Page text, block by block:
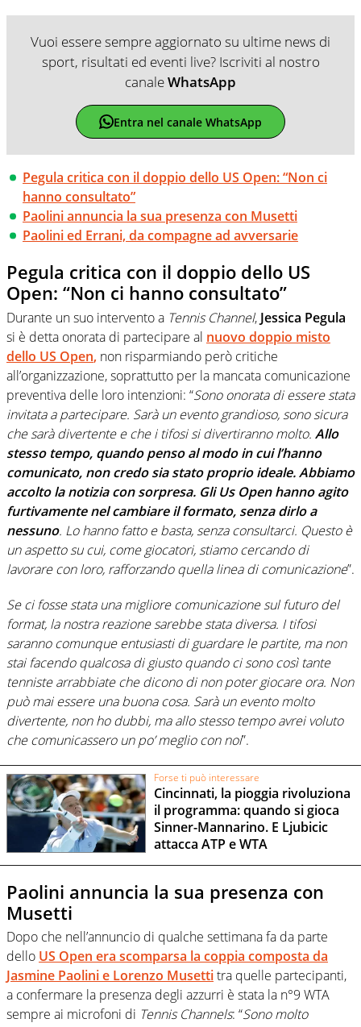
Vuoi essere sempre aggiornato su ultime news di
sport, risultati ed eventi live? Iscriviti al nostro
canaleWhatsApp
Entra nel canale WhatsApp
Pegula critica con il doppio dello US Open: “Non ci
hanno consultato”
Paolini annuncia la sua presenza con Musetti
Paolini ed Errani, da compagne ad avversarie
Pegula critica con il doppio dello US
Open: “Non ci hanno consultato”
Durante un suo intervento a Tennis Channel, Jessica Pegula
si è detta onorata di partecipare al nuovo doppio misto
dello US Open, non risparmiando però critiche
all’organizzazione, soprattutto per la mancata comunicazione
preventiva delle loro intenzioni: “Sono onorata di essere stata
invitata a partecipare. Sarà un evento grandioso, sono sicura
che sarà divertente e che i tifosi si divertiranno molto. Allo
stesso tempo, quando penso al modo in cui l’hanno
comunicato, non credo sia stato proprio ideale. Abbiamo
accolto la notizia con sorpresa. Gli Us Open hanno agito
furtivamente nel cambiare il formato, senza dirlo a
nessuno. Lo hanno fatto e basta, senza consultarci. Questo è
un aspetto su cui, come giocatori, stiamo cercando di
lavorare con loro, rafforzando quella linea di comunicazione”.
Se ci fosse stata una migliore comunicazione sul futuro del
format, la nostra reazione sarebbe stata diversa. I tifosi
saranno comunque entusiasti di guardare le partite, ma non
stai facendo qualcosa di giusto quando ci sono così tante
tenniste arrabbiate che dicono di non poter giocare ora. Non
può mai essere una buona cosa. Sarà un evento molto
divertente, non ho dubbi, ma allo stesso tempo avrei voluto
che comunicassero un po’ meglio con noi”.
Forse ti può interessare
Cincinnati, la pioggia rivoluziona
il programma: quando si gioca
Sinner-Mannarino. E Ljubicic
attacca ATP e WTA
Paolini annuncia la sua presenza con
Musetti
Dopo che nell’annuncio di qualche settimana fa da parte
dello US Open era scomparsa la coppia composta da
Jasmine Paolinie Lorenzo Musettitra quelle partecipanti,
a confermare la presenza degli azzurri è stata la n°9 WTA
sempre ai microfoni di Tennis Channels: “Sono molto